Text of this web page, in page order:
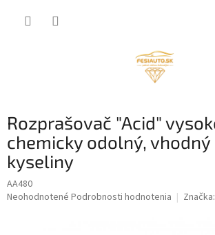
Rozprašovač "Acid"
chemicky odolný, vhodný
kyseliny
AA480
Priemerné
Neohodnotené Podrobnosti hodnotenia Značka: